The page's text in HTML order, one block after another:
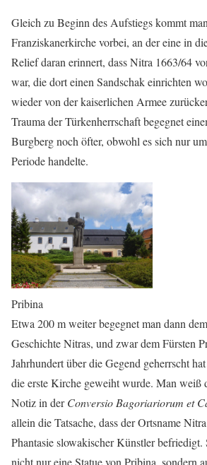
Gleich zu Beginn des Aufstiegs kommt
Franziskanerkirche vorbei, an der eine in
Relief daran erinnert, dass Nitra 1663/64
war, die dort einen Sandschak einrichten
wieder von der kaiserlichen Armee
Trauma der Türkenherrschaft begegnet
Burgberg noch öfter, obwohl es sich nur
Periode handelte.
Pribina
Etwa 200 m weiter begegnet man dann
Geschichte Nitras, und zwar dem Fürsten
Jahrhundert über die Gegend geherrscht
die erste Kirche geweiht wurde. Man weiß
Notiz in derConversio Bagoriariorum et
allein die Tatsache, dass der Ortsname
Phantasie slowakischer Künstler befriedigt.
nicht nur eine Statue von Pribina, sondern